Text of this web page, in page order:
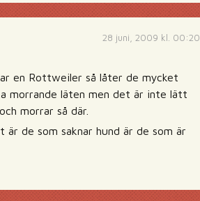
28 juni, 2009 kl. 00:20
en Rottweiler så låter de mycket
morrande läten men det är inte lätt
morrar så där.
de som saknar hund är de som är